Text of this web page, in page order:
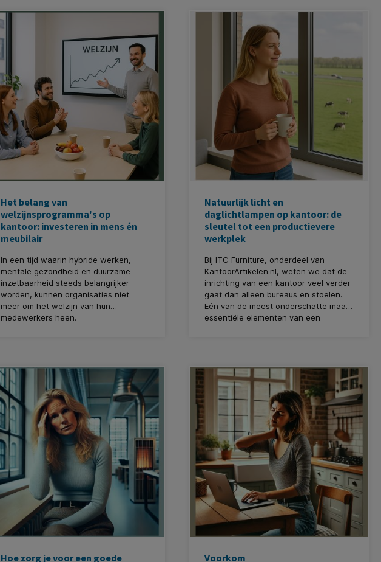
centraal.
Het belang van
welzijnsprogramma's op
kantoor: investeren in mens én
meubilair
In een tijd waarin hybride werken,
mentale gezondheid en duurzame
inzetbaarheid steeds belangrijker
worden, kunnen organisaties niet
meer om het welzijn van hun
medewerkers heen.
ziekteverzuim en meer werkplezier.
Natuurlijk licht en
daglichtlampen op kantoor: de
sleutel tot een productievere
werkplek
Bij ITC Furniture, onderdeel van
KantoorArtikelen.nl, weten we dat de
inrichting van een kantoor veel verder
gaat dan alleen bureaus en stoelen.
Eén van de meest onderschatte maar
essentiële elementen van een
op de werkplek en hoe het de
productiviteit, gezondheid én het
welzijn van werknemers positief
Hoe zorg je voor een goede
Voorkom